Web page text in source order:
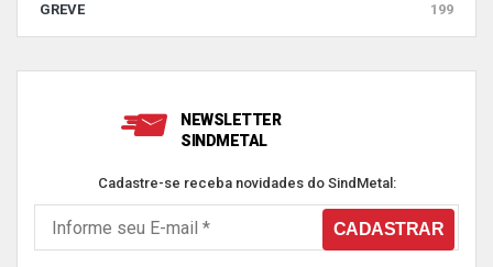
GREVE
199
NEWSLETTER
SINDMETAL
Cadastre-se receba novidades do SindMetal: